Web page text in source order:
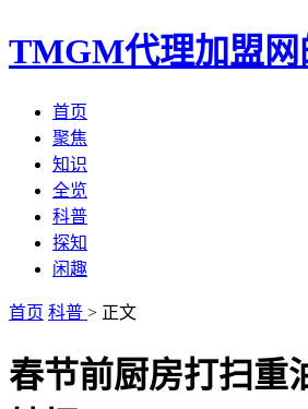
TMGM代理加盟网
首页
聚焦
知识
全览
科普
探知
闲趣
首页 科普 > 正文
春节前厨房打扫重